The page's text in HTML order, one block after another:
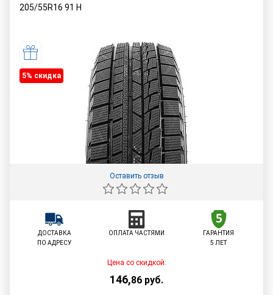
205/55R16 91 H
5% cкидка
Оставить отзыв
ДОСТАВКА
ПО АДРЕСУ
ОПЛАТА ЧАСТЯМИ
ГАРАНТИЯ
5 ЛЕТ
Цена со скидкой:
146,86 руб.